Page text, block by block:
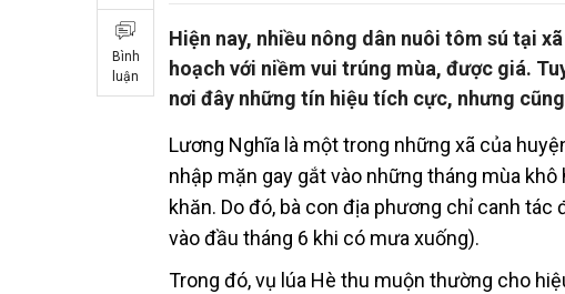
Bình
luận
Hiện nay, nhiều nông dân nuôi tôm sú tại
hoạch với niềm vui trúng mùa, được giá.
nơi đây những tín hiệu tích cực, nhưng
Lương Nghĩa là một trong những xã của
nhập mặn gay gắt vào những tháng mùa
khăn. Do đó, bà con địa phương chỉ canh
vào đầu tháng 6 khi có mưa xuống).
Trong đó, vụ lúa Hè thu muộn thường cho